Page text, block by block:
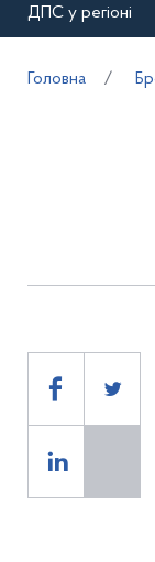
ДПС у регіоні
Головна